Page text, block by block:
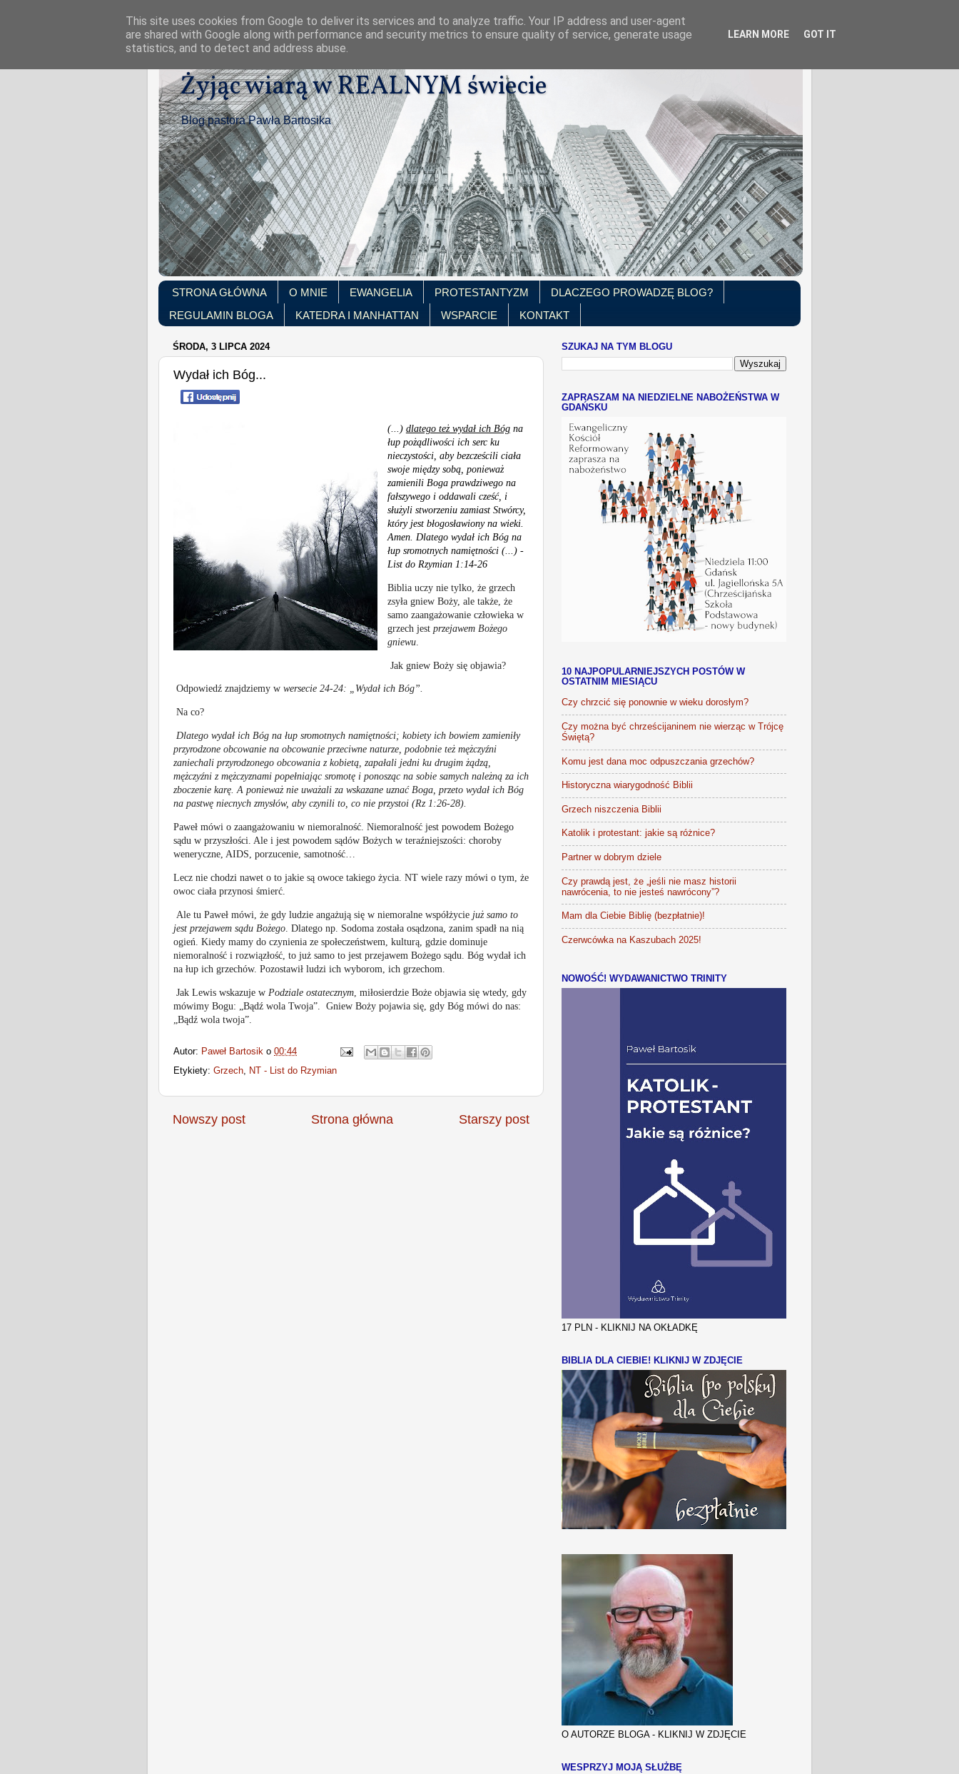
Żyjąc wiarą w REALNYM świecie
Blog pastora Pawła Bartosika
STRONA GŁÓWNA O MNIE EWANGELIA PROTESTANTYZM
DLACZEGO PROWADZĘ BLOG?
REGULAMIN BLOGA
KATEDRA I MANHATTAN WSPARCIE KONTAKT
ŚRODA, 3 LIPCA 2024
Wydał ich Bóg...
(...) dlatego też wydał ich Bógna
łup pożądliwości ich serc ku
nieczystości, aby bezcześcili ciała
swoje między sobą, ponieważ
zamienili Boga prawdziwego na
fałszywego i oddawali cześć, i
służyli stworzeniu zamiast Stwórcy,
który jest błogosławiony na wieki.
Amen. Dlatego wydał ich Bóg na
łup sromotnych namiętności (...) -
List do Rzymian 1:14-26
Biblia uczy nie tylko, że grzech
zsyła gniew Boży, ale także, że
samo zaangażowanie człowieka w
grzech jest przejawem Bożego
gniewu.
Jak gniew Boży się objawia?
Odpowiedź znajdziemy w wersecie 24-24: „Wydał ich Bóg”.
Na co?
Dlatego wydał ich Bóg na łup sromotnych namiętności; kobiety ich bowiem zamieniły
przyrodzone obcowanie na obcowanie przeciwne naturze, podobnie też mężczyźni
zaniechali przyrodzonego obcowania z kobietą, zapałali jedni ku drugim żądzą,
mężczyźni z mężczyznami popełniając sromotę i ponosząc na sobie samych należną za ich
zboczenie karę. A ponieważ nie uważali za wskazane uznać Boga, przeto wydał ich Bóg
na pastwę niecnych zmysłów, aby czynili to, co nie przystoi (Rz 1:26-28).
Paweł mówi o zaangażowaniu w niemoralność. Niemoralność jest powodem Bożego
sądu w przyszłości. Ale i jest powodem sądów Bożych w teraźniejszości: choroby
weneryczne, AIDS, porzucenie, samotność…
Lecz nie chodzi nawet o to jakie są owoce takiego życia. NT wiele razy mówi o tym, że
owoc ciała przynosi śmierć.
Ale tu Paweł mówi, że gdy ludzie angażują się w niemoralne współżycie już samo to
jest przejawem sądu Bożego . Dlatego np. Sodoma została osądzona, zanim spadł na nią
ogień. Kiedy mamy do czynienia ze społeczeństwem, kulturą, gdzie dominuje
niemoralność i rozwiązłość, to już samo to jest przejawem Bożego sądu. Bóg wydał ich
na łup ich grzechów. Pozostawił ludzi ich wyborom, ich grzechom.
Jak Lewis wskazuje w Podziale ostatecznym , miłosierdzie Boże objawia się wtedy, gdy
mówimy Bogu: „Bądź wola Twoja”. Gniew Boży pojawia się, gdy Bóg mówi do nas:
„Bądź wola twoja”.
Autor: Paweł Bartosik o 00:44
Etykiety: Grzech, NT - List do Rzymian
Nowszy post Starszy post
Strona główna
SZUKAJ NA TYM BLOGU
ZAPRASZAM NA NIEDZIELNE NABOŻEŃSTWA W
GDAŃSKU
10 NAJPOPULARNIEJSZYCH POSTÓW W
OSTATNIM MIESIĄCU
Czy chrzcić się ponownie w wieku dorosłym?
Czy można być chrześcijaninem nie wierząc w Trójcę
Świętą?
Komu jest dana moc odpuszczania grzechów?
Historyczna wiarygodność Biblii
Grzech niszczenia Biblii
Katolik i protestant: jakie są różnice?
Partner w dobrym dziele
Czy prawdą jest, że „jeśli nie masz historii
nawrócenia, to nie jesteś nawrócony”?
Mam dla Ciebie Biblię (bezpłatnie)!
Czerwcówka na Kaszubach 2025!
NOWOŚĆ! WYDAWANICTWO TRINITY
17 PLN - KLIKNIJ NA OKŁADKĘ
BIBLIA DLA CIEBIE! KLIKNIJ W ZDJĘCIE
O AUTORZE BLOGA - KLIKNIJ W ZDJĘCIE
WESPRZYJ MOJĄ SŁUŻBĘ
This site uses cookies from Google to deliver its services and to analyze traffic. Your IP address and user-agent
are shared with Google along with performance and security metrics to ensure quality of service, generate usage
statistics, and to detect and address abuse.
LEARN MORE GOT IT